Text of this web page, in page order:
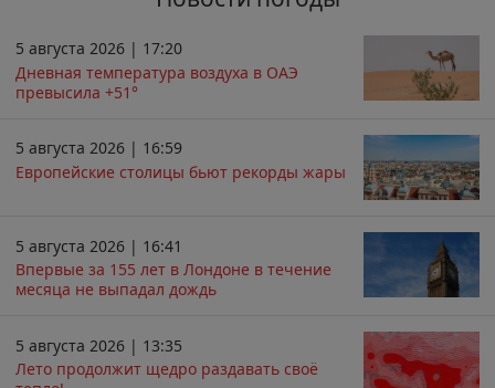
5 августа 2026 | 17:20
Дневная температура воздуха в ОАЭ
превысила +51°
5 августа 2026 | 16:59
Европейские столицы бьют рекорды жары
5 августа 2026 | 16:41
Впервые за 155 лет в Лондоне в течение
месяца не выпадал дождь
5 августа 2026 | 13:35
Лето продолжит щедро раздавать своё